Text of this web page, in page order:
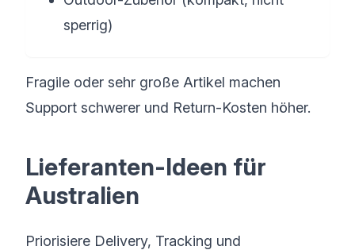
sperrig)
Fragile oder sehr große Artikel machen
Support schwerer und Return-Kosten höher.
Lieferanten-Ideen für
Australien
Priorisiere Delivery, Tracking und